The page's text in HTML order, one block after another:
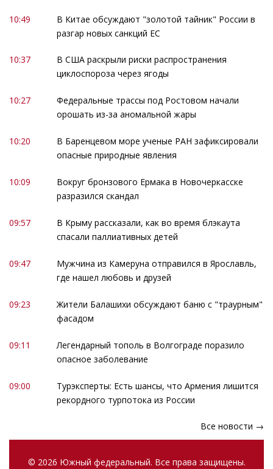
10:49
В Китае обсуждают "золотой тайник" России в
разгар новых санкций ЕС
10:37
В США раскрыли риски распространения
циклоспороза через ягоды
10:27
Федеральные трассы под Ростовом начали
орошать из-за аномальной жары
10:20
В Баренцевом море ученые РАН зафиксировали
опасные природные явления
10:09
Вокруг бронзового Ермака в Новочеркасске
разразился скандал
09:57
В Крыму рассказали, как во время блэкаута
спасали паллиативных детей
09:47
Мужчина из Камеруна отправился в Ярославль,
где нашел любовь и друзей
09:23
Жители Балашихи обсуждают баню с "траурным"
фасадом
09:11
Легендарный тополь в Волгограде поразило
опасное заболевание
09:00
Турэксперты: Есть шансы, что Армения лишится
рекордного турпотока из России
Все новости →
© 2026 Южный федеральный. Все права защищены.